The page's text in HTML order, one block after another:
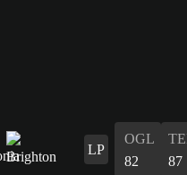
LP
OGL
82
87